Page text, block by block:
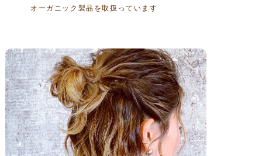
オーガニック製品を取扱っています